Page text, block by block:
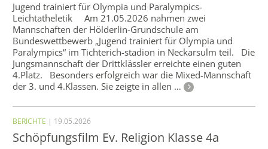
Jugend trainiert für Olympia und Paralympics-
Leichtatheletik Am 21.05.2026 nahmen zwei
Mannschaften der Hölderlin-Grundschule am
Bundeswettbewerb „Jugend trainiert für Olympia und
Paralympics“ im Tichterich-stadion in Neckarsulm teil. Die
Jungsmannschaft der Drittklässler erreichte einen guten
4.Platz. Besonders erfolgreich war die Mixed-Mannschaft
der 3. und 4.Klassen. Sie zeigte in allen …
BERICHTE | 19.05.2026
Schöpfungsfilm Ev. Religion Klasse 4a